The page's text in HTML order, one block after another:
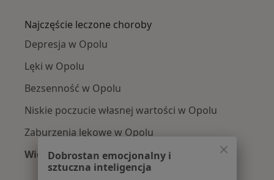
Najczęście leczone choroby
Depresja w Opolu
Lęki w Opolu
Bezsenność w Opolu
Niskie poczucie własnej wartości w Opolu
Zaburzenia lękowe w Opolu
Więcej (15)
Więcej w kategorii: Najczęście leczone
Dobrostan emocjonalny i
sztuczna inteligencja